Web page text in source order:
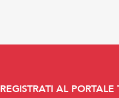
REGISTRATI AL